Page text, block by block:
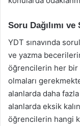
Soru Dağılımı
YDT sınavında
ve yazma
öğrencilerin her bir
olmaları
alanlarda daha
alanlarda eksik
öğrencilerin hangi